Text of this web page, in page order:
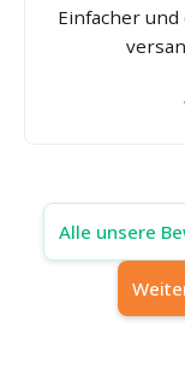
Einfacher
Alle unsere